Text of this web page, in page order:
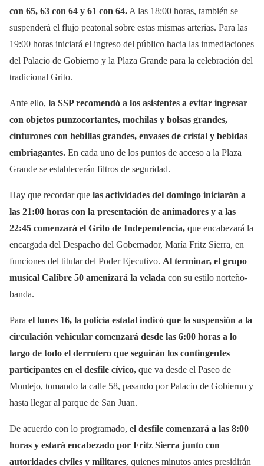
con 65, 63 con 64 y 61 con 64. A las 18:00 horas, también se
suspenderá el flujo peatonal sobre estas mismas arterias. Para las
19:00 horas iniciará el ingreso del público hacia las inmediaciones
del Palacio de Gobierno y la Plaza Grande para la celebración del
tradicional Grito.
Ante ello, la SSP recomendó a los asistentes a evitar ingresar
con objetos punzocortantes, mochilas y bolsas grandes,
cinturones con hebillas grandes, envases de cristal y bebidas
embriagantes. En cada uno de los puntos de acceso a la Plaza
Grande se establecerán filtros de seguridad.
Hay que recordar que las actividades del domingo iniciarán a
las 21:00 horas con la presentación de animadores y a las
22:45 comenzará el Grito de Independencia, que encabezará la
encargada del Despacho del Gobernador, María Fritz Sierra, en
funciones del titular del Poder Ejecutivo. Al terminar, el grupo
musical Calibre 50 amenizará la velada con su estilo norteño-
banda.
Para el lunes 16, la policía estatal indicó que la suspensión a la
circulación vehicular comenzará desde las 6:00 horas a lo
largo de todo el derrotero que seguirán los contingentes
participantes en el desfile cívico, que va desde el Paseo de
Montejo, tomando la calle 58, pasando por Palacio de Gobierno y
hasta llegar al parque de San Juan.
De acuerdo con lo programado, el desfile comenzará a las 8:00
horas y estará encabezado por Fritz Sierra junto con
autoridades civiles y militares, quienes minutos antes presidirán